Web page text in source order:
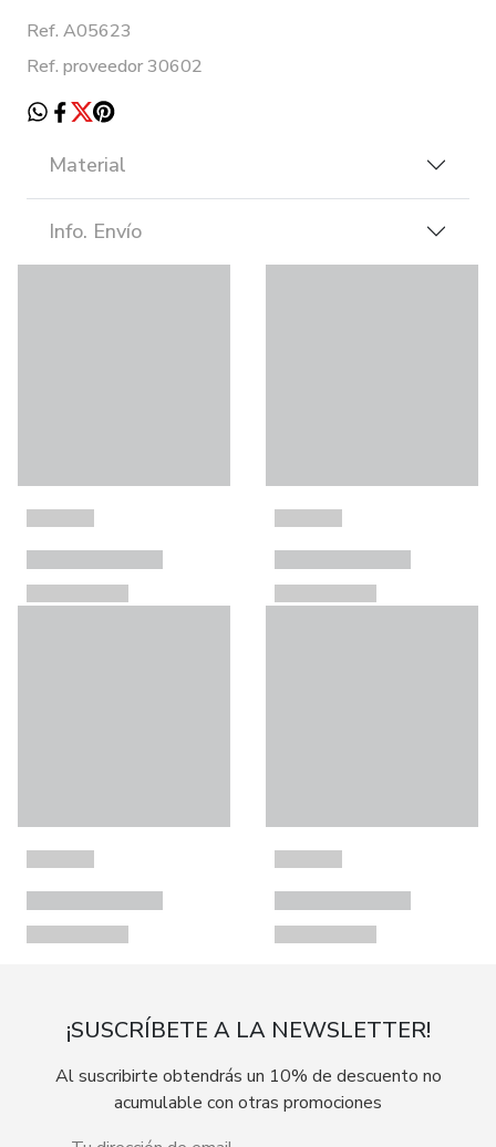
Ref. A05623
Ref. proveedor 30602
Material
Info. Envío
¡SUSCRÍBETE A LA NEWSLETTER!
Al suscribirte obtendrás un 10% de descuento no
acumulable con otras promociones